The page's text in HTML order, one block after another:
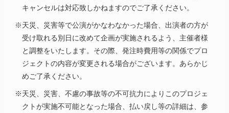
キャンセルは対応致しかねますのでご了承ください。
※天災、災害等で公演がかなわなかった場合、出演者の方が
受け取れる別日に改めて企画が実施されるよう、主催者様
と調整をいたします。その際、発注時費用等の関係でプロ
ジェクトの内容が変更される場合がございます。あらかじ
めご了承ください。
※天災、災害、不慮の事故等の不可抗力によりこのプロジェ
クトが実施不可能となった場合、払い戻し等の詳細は、参